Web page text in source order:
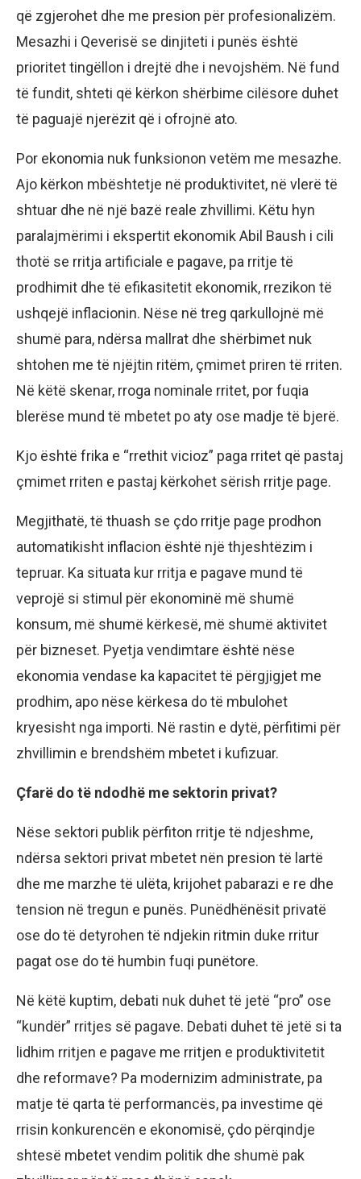
që zgjerohet dhe me presion për profesionalizëm.
Mesazhi i Qeverisë se dinjiteti i punës është
prioritet tingëllon i drejtë dhe i nevojshëm. Në fund
të fundit, shteti që kërkon shërbime cilësore duhet
të paguajë njerëzit që i ofrojnë ato.
Por ekonomia nuk funksionon vetëm me mesazhe.
Ajo kërkon mbështetje në produktivitet, në vlerë të
shtuar dhe në një bazë reale zhvillimi. Këtu hyn
paralajmërimi i ekspertit ekonomik Abil Baush i cili
thotë se rritja artificiale e pagave, pa rritje të
prodhimit dhe të efikasitetit ekonomik, rrezikon të
ushqejë inflacionin. Nëse në treg qarkullojnë më
shumë para, ndërsa mallrat dhe shërbimet nuk
shtohen me të njëjtin ritëm, çmimet priren të rriten.
Në këtë skenar, rroga nominale rritet, por fuqia
blerëse mund të mbetet po aty ose madje të bjerë.
Kjo është frika e “rrethit vicioz” paga rritet që pastaj
çmimet rriten e pastaj kërkohet sërish rritje page.
Megjithatë, të thuash se çdo rritje page prodhon
automatikisht inflacion është një thjeshtëzim i
tepruar. Ka situata kur rritja e pagave mund të
veprojë si stimul për ekonominë më shumë
konsum, më shumë kërkesë, më shumë aktivitet
për bizneset. Pyetja vendimtare është nëse
ekonomia vendase ka kapacitet të përgjigjet me
prodhim, apo nëse kërkesa do të mbulohet
kryesisht nga importi. Në rastin e dytë, përfitimi për
zhvillimin e brendshëm mbetet i kufizuar.
Çfarë do të ndodhë me sektorin privat?
Nëse sektori publik përfiton rritje të ndjeshme,
ndërsa sektori privat mbetet nën presion të lartë
dhe me marzhe të ulëta, krijohet pabarazi e re dhe
tension në tregun e punës. Punëdhënësit privatë
ose do të detyrohen të ndjekin ritmin duke rritur
pagat ose do të humbin fuqi punëtore.
Në këtë kuptim, debati nuk duhet të jetë “pro” ose
“kundër” rritjes së pagave. Debati duhet të jetë si ta
lidhim rritjen e pagave me rritjen e produktivitetit
dhe reformave? Pa modernizim administrate, pa
matje të qarta të performancës, pa investime që
rrisin konkurencën e ekonomisë, çdo përqindje
shtesë mbetet vendim politik dhe shumë pak